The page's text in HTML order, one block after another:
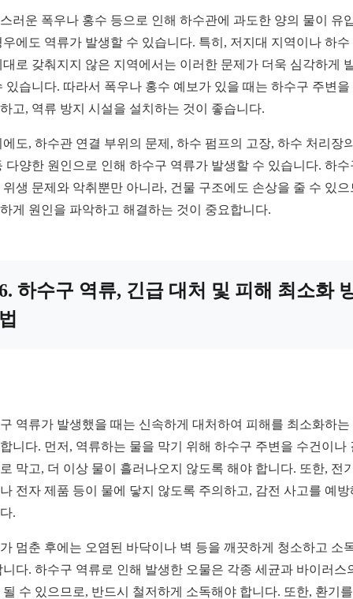
러운 폭우나 홍수 등으로 인해 하수관에 과도한 양의 물이 유
우에도 역류가 발생할 수 있습니다. 특히, 저지대 지역이나 하수
대로 갖춰지지 않은 지역에서는 이러한 문제가 더욱 심각하게
있습니다. 따라서 폭우나 홍수 예보가 있을 때는 하수구 주변을
고, 역류 방지 시설을 설치하는 것이 좋습니다.
에도, 하수관 연결 부위의 문제, 하수 펌프의 고장, 하수 처리장
다양한 원인으로 인해 하수구 역류가 발생할 수 있습니다. 하수
위생 문제와 악취뿐만 아니라, 건물 구조에도 손상을 줄 수 있으
게 원인을 파악하고 해결하는 것이 중요합니다.
하수구 역류, 긴급 대처 및 피해 최소화
역류가 발생했을 때는 신속하게 대처하여 피해를 최소화하는
니다. 먼저, 역류하는 물을 막기 위해 하수구 주변을 수건이나
막고, 더 이상 물이 흘러나오지 않도록 해야 합니다. 또한, 전
전자 제품 등이 물에 닿지 않도록 주의하고, 감전 사고를 예방
.
멈춘 후에는 오염된 바닥이나 벽 등을 깨끗하게 청소하고 소
니다. 하수구 역류로 인해 발생한 오물은 각종 세균과 바이러스
될 수 있으므로, 반드시 철저하게 소독해야 합니다. 또한, 환기